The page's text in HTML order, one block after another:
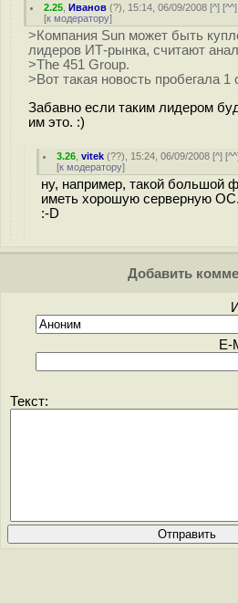
2.25 ,Иванов (?), 15:14, 06/09/2008 [^] [^^
[к модератору]
>Компания Sun может быть
лидеров ИТ-рынка, считают
>The 451 Group.
>Вот такая новость пробегала 1
Забавно если таким лидером
им это. :)
3.26 ,vitek (??), 15:24, 06/09/2008 [^] [^^
[к модератору]
ну, например, такой большой
иметь хорошую серверную
:-D
Добавить
E-
Текст: